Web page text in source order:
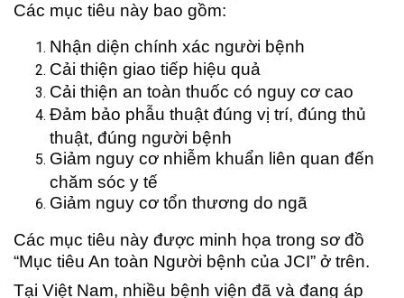
Các mục tiêu này bao gồm:
Nhận diện chính xác người bệnh
Cải thiện giao tiếp hiệu quả
Cải thiện an toàn thuốc có nguy cơ cao
Đảm bảo phẫu thuật đúng vị trí, đúng thủ
thuật, đúng người bệnh
Giảm nguy cơ nhiễm khuẩn liên quan đến
chăm sóc y tế
Giảm nguy cơ tổn thương do ngã
Các mục tiêu này được minh họa trong sơ đồ
“Mục tiêu An toàn Người bệnh của JCI” ở trên.
Tại Việt Nam, nhiều bệnh viện đã và đang áp